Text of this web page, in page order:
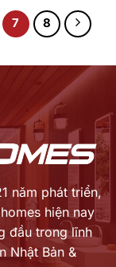
7 8
năm phát triển,
hiện nay
đầu trong lĩnh
Nhật Bản &